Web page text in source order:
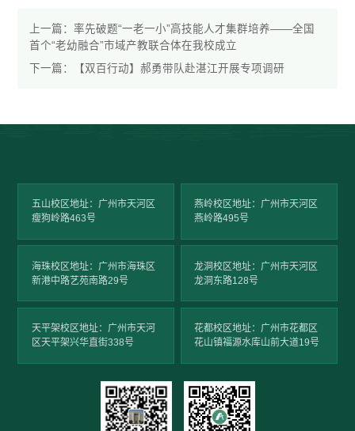
上一篇：率先破题“一老一小”高技能人才集群培养——全国
首个“老幼融合”市域产教联合体在我校成立
下一篇：
【双百行动】郝勇带队赴湛江开展专项调研
五山校区地址：广州市天河区
瘦狗岭路463号
燕岭校区地址：广州市天河区
燕岭路495号
海珠校区地址：广州市海珠区
新港中路艺苑南路29号
龙洞校区地址：广州市天河区
龙洞东路128号
天平架校区地址：广州市天河
区天平架兴华直街338号
花都校区地址：广州市花都区
花山镇福源水库山前大道19号